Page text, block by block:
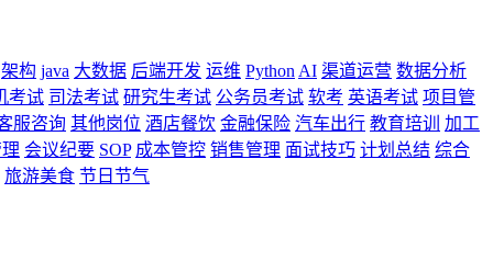
架构 java 大数据 后端开发 运维 Python AI 渠道运营 数据分析
考试 司法考试 研究生考试 公务员考试 软考 英语考试 项目管
服咨询 其他岗位 酒店餐饮 金融保险 汽车出行 教育培训
加工
会议纪要 SOP 成本管控 销售管理 面试技巧 计划总结 综合
旅游美食 节日节气